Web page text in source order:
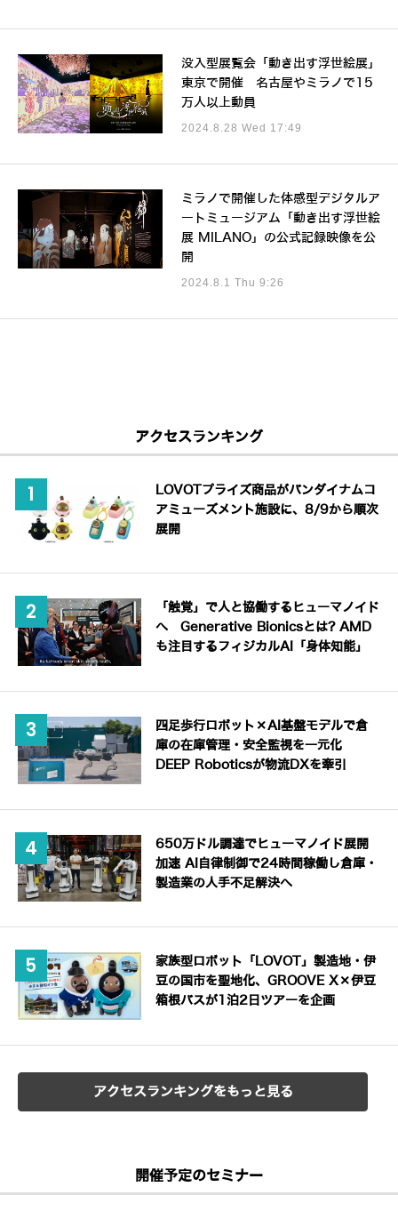
没入型展覧会「動き出す浮世絵展」
東京で開催 名古屋やミラノで15
万人以上動員
2024.8.28 Wed 17:49
ミラノで開催した体感型デジタルア
ートミュージアム「動き出す浮世絵
展 MILANO」の公式記録映像を公
開
2024.8.1 Thu 9:26
アクセスランキング
LOVOTプライズ商品がバンダイナムコ
アミューズメント施設に、8/9から順次
展開
「触覚」で人と協働するヒューマノイド
へ Generative Bionicsとは? AMD
も注目するフィジカルAI「身体知能」
四足歩行ロボット×AI基盤モデルで倉
庫の在庫管理・安全監視を一元化
DEEP Roboticsが物流DXを牽引
650万ドル調達でヒューマノイド展開
加速 AI自律制御で24時間稼働し倉庫・
製造業の人手不足解決へ
家族型ロボット「LOVOT」製造地・伊
豆の国市を聖地化、GROOVE X×伊豆
箱根バスが1泊2日ツアーを企画
アクセスランキングをもっと見る
開催予定のセミナー